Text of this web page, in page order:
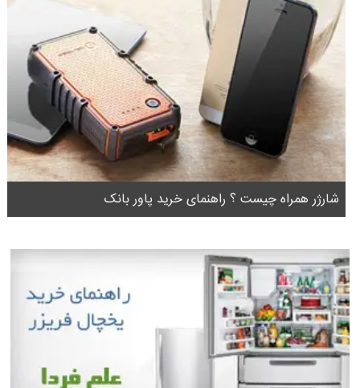
شارژر همراه چیست ؟ راهنمای خرید پاور بانک